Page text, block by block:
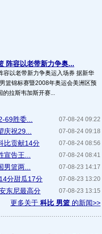
阵容以老带新力争奥...
容以老带新力争奥运入场券 据新华
篮锦标赛暨2008年奥运会美洲区预
的拉斯韦加斯开赛...
07-08-24 09:22
69胜委...
07-08-24 09:18
祝29...
07-08-24 08:56
比贡献14分
07-08-24 08:41
告王...
07-08-23 14:17
篮两...
07-08-23 13:20
分甜瓜17分
07-08-23 13:15
东尼最高分
更多关于 科比 男篮 的新闻>>